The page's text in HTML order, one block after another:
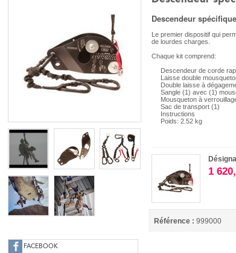
FACEBOOK
Descendeur
Le premier dispositif qui
de lourdes charges.
Chaque kit comprend:
Descendeur de corde
Laisse double
Double laisse à
Sangle (1) avec (1)
Mousqueton à
Sac de transport (1)
Instructions
Poids: 2.52 kg
1
Référence : 999000